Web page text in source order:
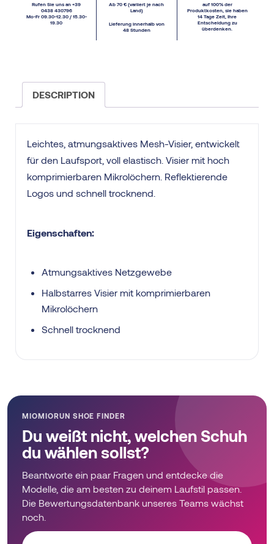
Rufen Sie uns an +39
0438 430796
Mo-Fr 09.30-12.30 / 15.30-
19.30
Ab 70 € (variiert je nach
Land)
Lieferung innerhalb von
48 Stunden
auf 100% der
Produktkosten, sie haben
14 Tage Zeit, Ihre
Entscheidung zu
überdenken.
DESCRIPTION
Leichtes, atmungsaktives Mesh-Visier, entwickelt
für den Laufsport, voll elastisch. Visier mit hoch
komprimierbaren Mikrolöchern. Reflektierende
Logos und schnell trocknend.
Eigenschaften:
Atmungsaktives Netzgewebe
Halbstarres Visier mit komprimierbaren
Mikrolöchern
Schnell trocknend
MIOMIORUN SHOE FINDER
Du weißt nicht, welchen Schuh
du wählen sollst?
Beantworte ein paar Fragen und entdecke die
Modelle, die am besten zu deinem Laufstil passen.
Die Bewertungsdatenbank unseres Teams wächst
noch.